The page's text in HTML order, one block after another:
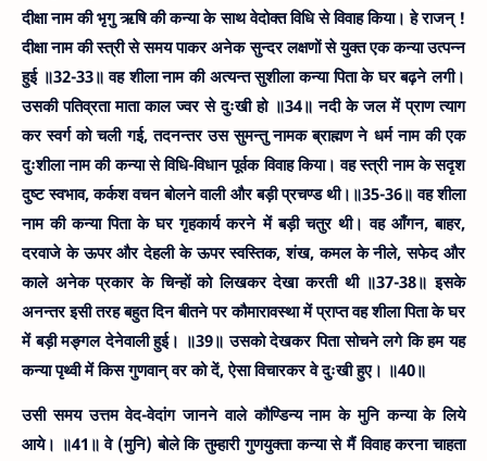
दीक्षा नाम की भृगु ऋषि की कन्या के साथ वेदोक्त विधि से विवाह किया। हे राजन् !
दीक्षा नाम की स्त्री से समय पाकर अनेक सुन्दर लक्षणों से युक्त एक कन्या उत्पन्न
हुई ॥32-33॥ वह शीला नाम की अत्यन्त सुशीला कन्या पिता के घर बढ़ने लगी।
उसकी पतिव्रता माता काल ज्वर से दुःखी हो ॥34॥ नदी के जल में प्राण त्याग
कर स्वर्ग को चली गई, तदनन्तर उस सुमन्तु नामक ब्राह्मण ने धर्म नाम की एक
दुःशीला नाम की कन्या से विधि-विधान पूर्वक विवाह किया। वह स्त्री नाम के सदृश
दुष्ट स्वभाव, कर्कश वचन बोलने वाली और बड़ी प्रचण्ड थी।॥35-36॥ वह शीला
नाम की कन्या पिता के घर गृहकार्य करने में बड़ी चतुर थी। वह आँगन, बाहर,
दरवाजे के ऊपर और देहली के ऊपर स्वस्तिक, शंख, कमल के नीले, सफेद और
काले अनेक प्रकार के चिन्हों को लिखकर देखा करती थी ॥37-38॥ इसके
अनन्तर इसी तरह बहुत दिन बीतने पर कौमारावस्था में प्राप्त वह शीला पिता के घर
में बड़ी मङ्गल देनेवाली हुई। ॥39॥ उसको देखकर पिता सोचने लगे कि हम यह
कन्या पृथ्वी में किस गुणवान् वर को दें, ऐसा विचारकर वे दुःखी हुए। ॥40॥
उसी समय उत्तम वेद-वेदांग जानने वाले कौण्डिन्य नाम के मुनि कन्या के लिये
आये। ॥41॥ वे (मुनि) बोले कि तुम्हारी गुणयुक्ता कन्या से मैं विवाह करना चाहता